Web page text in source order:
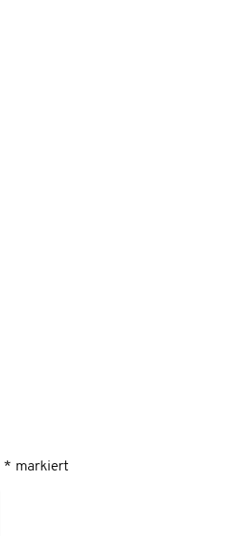
* markiert